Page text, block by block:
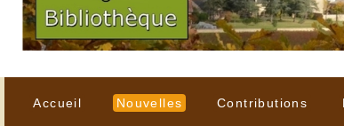
Accueil Nouvelles Contributions